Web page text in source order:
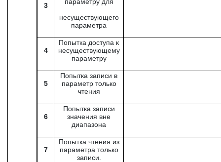
3
несуществующего
параметра
4
Попытка доступа к
несуществующему
параметру
5
Попытка записи в
параметр только
чтения
6
Попытка записи
значения вне
диапазона
7
Попытка чтения из
параметра только
записи.